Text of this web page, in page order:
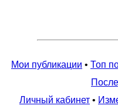
Мои публикации • Топ
Личный кабинет •